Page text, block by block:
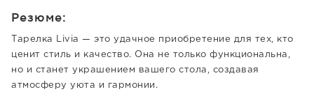
Резюме:
Тарелка Livia — это удачное приобретение для тех, кто
ценит стиль и качество. Она не только функциональна,
но и станет украшением вашего стола, создавая
атмосферу уюта и гармонии.